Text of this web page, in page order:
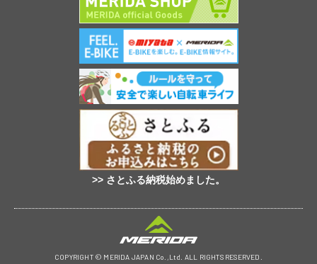
>> さとふる納税始めました。
COPYRIGHT © MERIDA JAPAN Co.,Ltd. ALL RIGHTS RESERVED.